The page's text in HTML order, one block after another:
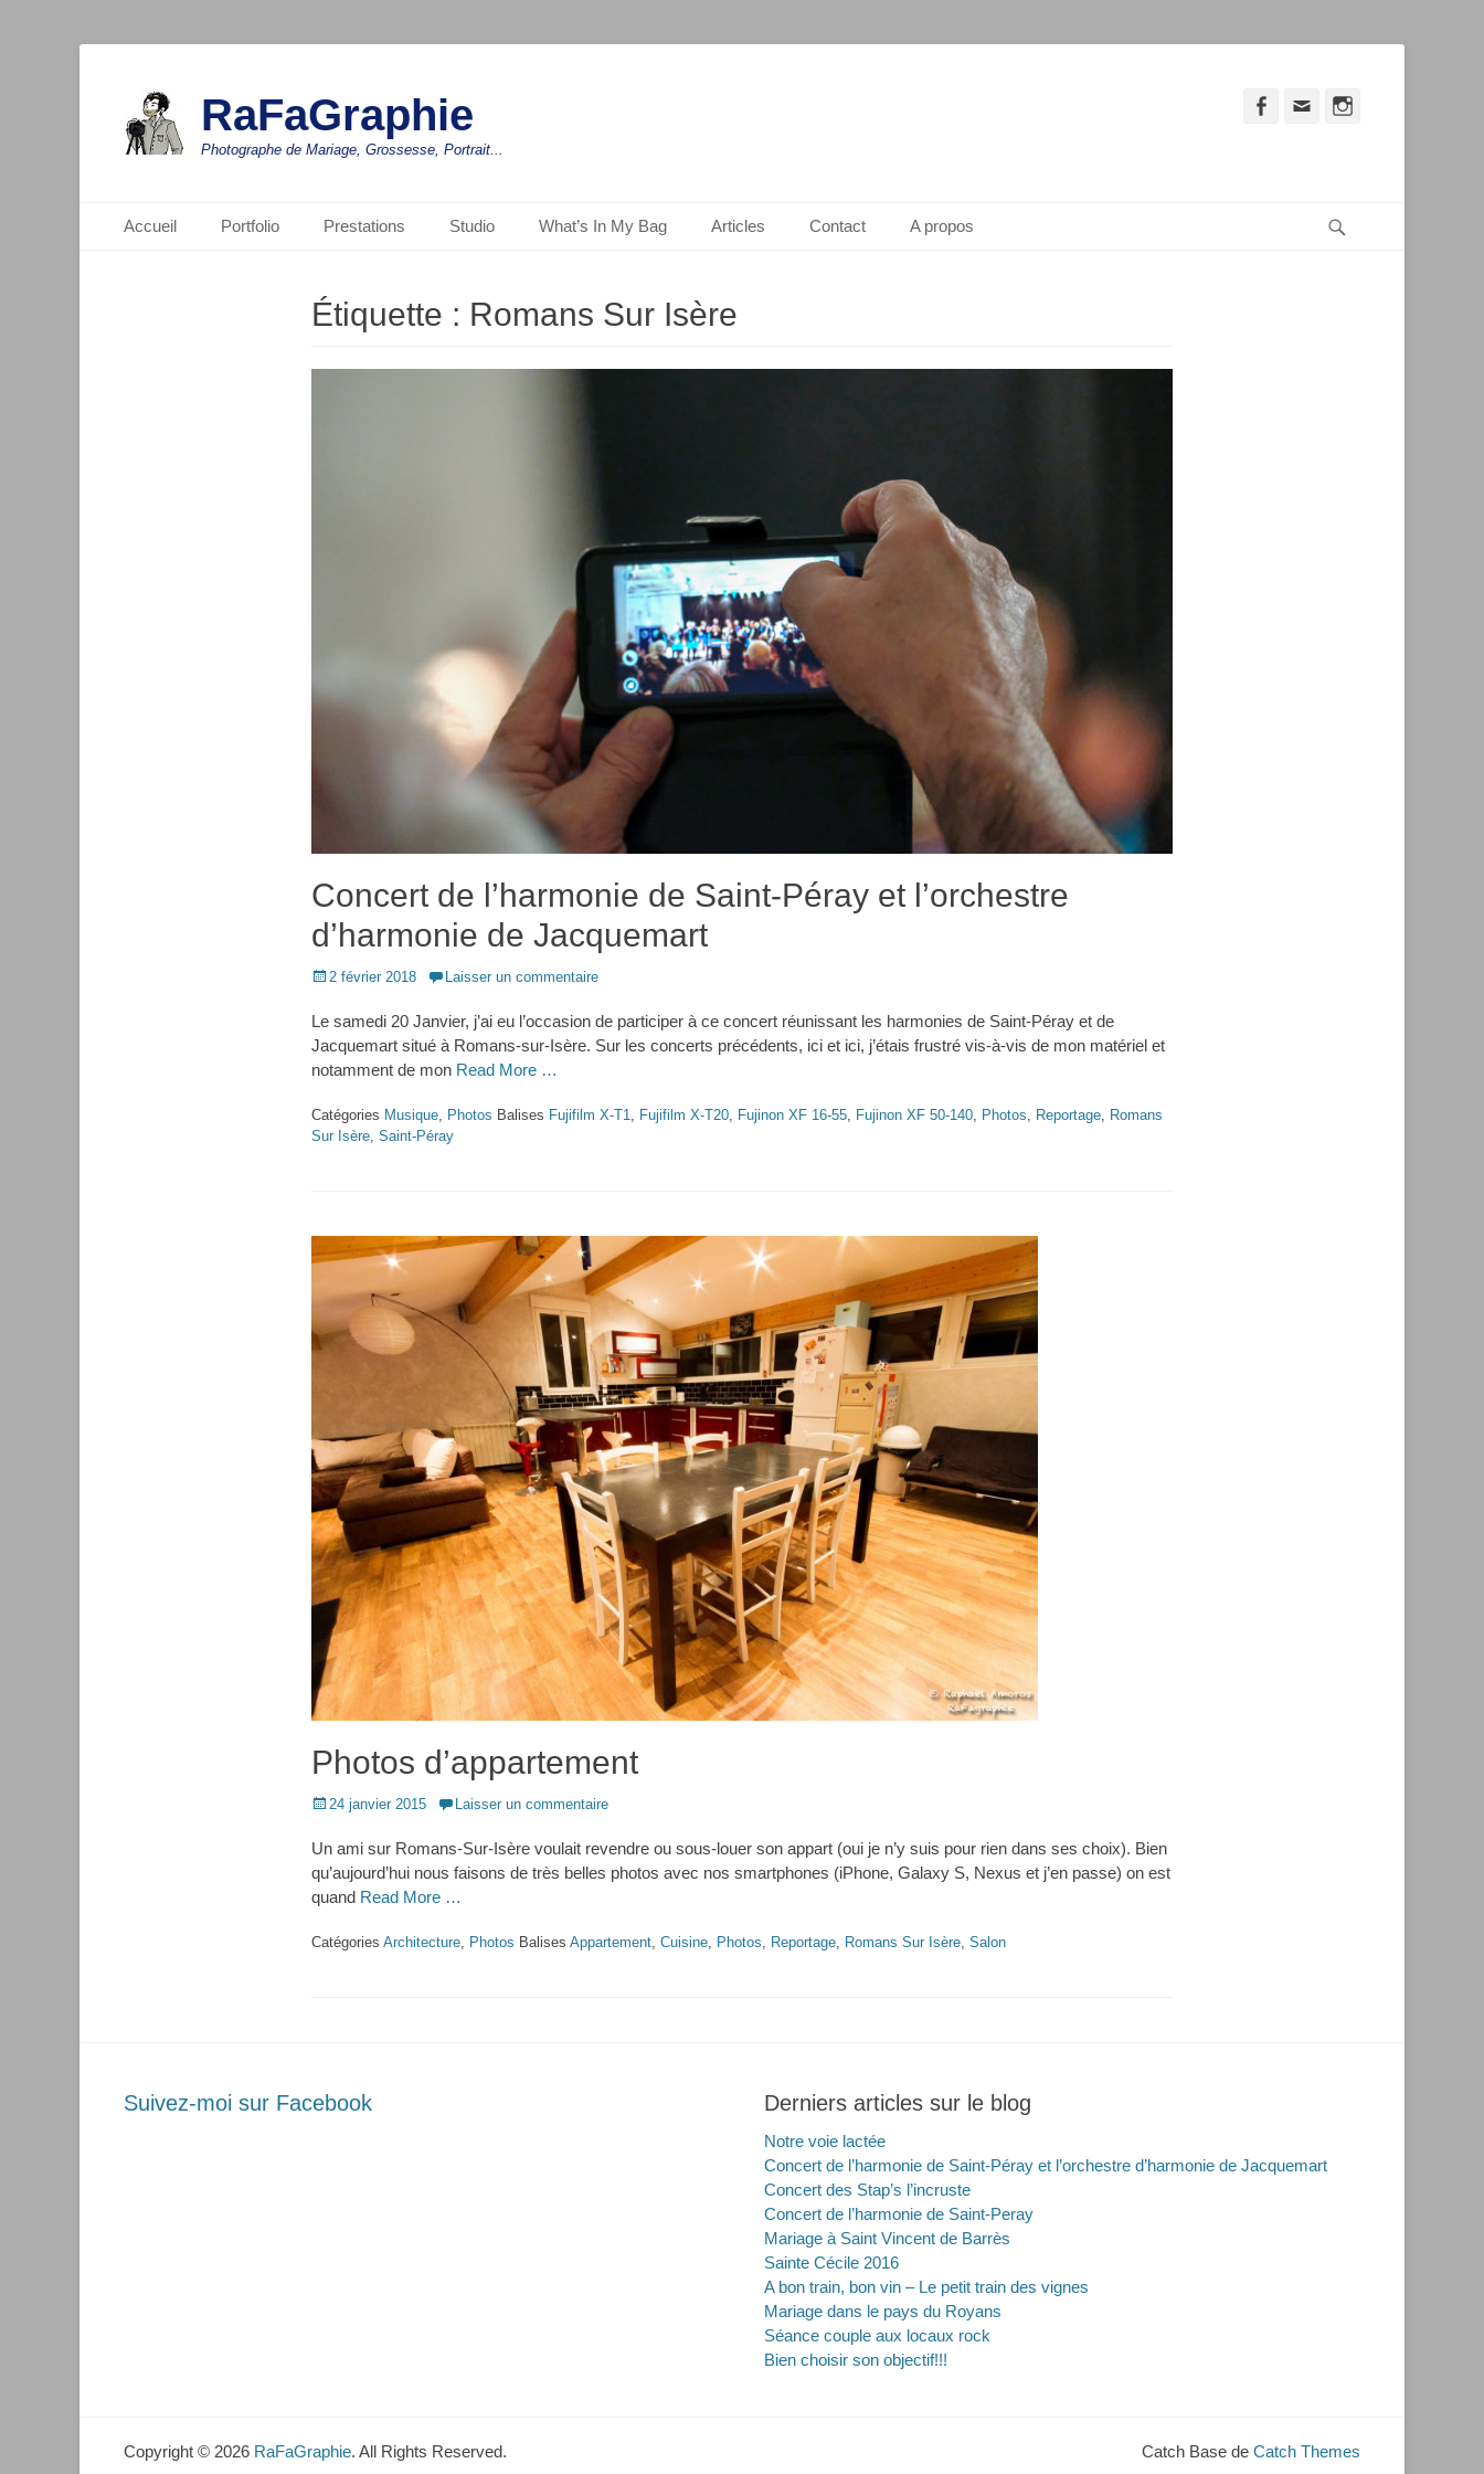
RaFaGraphie
Photographe de Mariage, Grossesse, Portrait...
Facebook
Adresse
Menu principal
Accueil Portfolio Prestations Studio What’s In My Bag Articles Contact A propos
Étiquette : Romans Sur Isère
Concert de l’harmonie de Saint-Péray et l’orchestre
d’harmonie de Jacquemart
Posted
2 février 2018 Laisser un commentaire
Le samedi 20 Janvier, j’ai eu l’occasion de participer à ce concert réunissant les harmonies de Saint-Péray et de
Jacquemart situé à Romans-sur-Isère. Sur les concerts précédents, ici et ici, j’étais frustré vis-à-vis de mon matériel et
notamment de mon Read More …
Catégories Musique, Photos Balises Fujifilm X-T1, Fujifilm X-T20, Fujinon XF 16-55, Fujinon XF 50-140, Photos, Reportage, Romans
Sur Isère, Saint-Péray
Photos d’appartement
Posted
24 janvier 2015 Laisser un commentaire
Un ami sur Romans-Sur-Isère voulait revendre ou sous-louer son appart (oui je n’y suis pour rien dans ses choix). Bien
qu’aujourd’hui nous faisons de très belles photos avec nos smartphones (iPhone, Galaxy S, Nexus et j’en passe) on est
quand Read More …
Catégories Architecture, Photos Balises Appartement, Cuisine, Photos, Reportage, Romans Sur Isère, Salon
Suivez-moi sur Facebook Derniers articles sur le blog
Notre voie lactée
Concert de l’harmonie de Saint-Péray et l’orchestre d’harmonie de Jacquemart
Concert des Stap’s l’incruste
Concert de l’harmonie de Saint-Peray
Mariage à Saint Vincent de Barrès
Sainte Cécile 2016
A bon train, bon vin – Le petit train des vignes
Mariage dans le pays du Royans
Séance couple aux locaux rock
Bien choisir son objectif!!!
Copyright © 2026 RaFaGraphie. All Rights Reserved. Catch Base de Catch Themes